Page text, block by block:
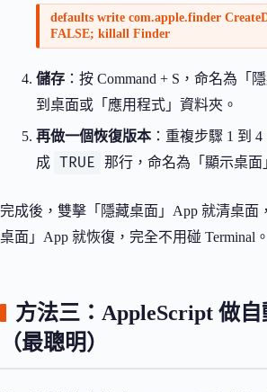
defaults write com.apple.finder
FALSE; killall Finder
儲存 ：按 Command + S，命名為「
到桌面或「應用程式」資料夾。
再做一個恢復版本：重複步驟 1 到 4
成 TRUE 那行，命名為「顯示桌面
完成後，雙擊「隱藏桌面」App 就清桌面
桌面」App 就恢復，完全不用碰 Terminal。
方法三：AppleScript 做
（最聰明）